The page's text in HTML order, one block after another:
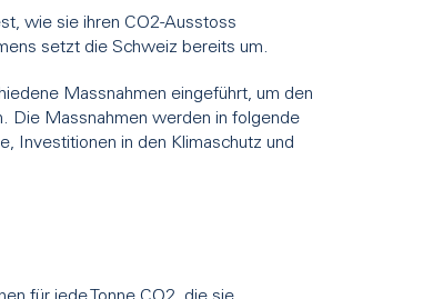
wie sie ihren CO2-Ausstoss
setzt die Schweiz bereits um.
Massnahmen eingeführt, um den
Die Massnahmen werden in folgende
Investitionen in den Klimaschutz und